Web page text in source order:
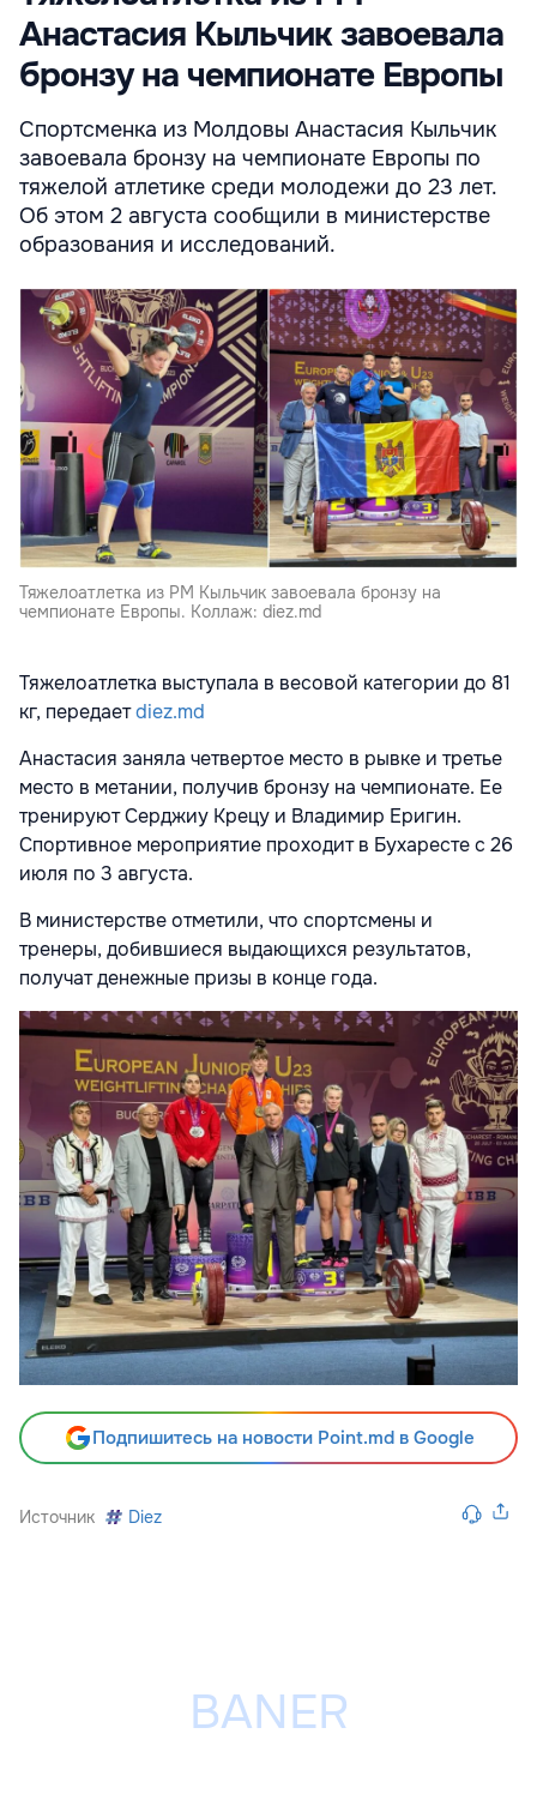
Анастасия Кыльчик завоевала
бронзу на чемпионате Европы
Спортсменка из Молдовы Анастасия Кыльчик
завоевала бронзу на чемпионате Европы по
тяжелой атлетике среди молодежи до 23 лет.
Об этом 2 августа сообщили в министерстве
образования и исследований.
Тяжелоатлетка из РМ Кыльчик завоевала бронзу на
чемпионате Европы. Коллаж: diez.md
Тяжелоатлетка выступала в весовой категории до 81
кг, передаетdiez.md
Анастасия заняла четвертое место в рывке и третье
место в метании, получив бронзу на чемпионате. Ее
тренируют Серджиу Крецу и Владимир Еригин.
Спортивное мероприятие проходит в Бухаресте с 26
июля по 3 августа.
В министерстве отметили, что спортсмены и
тренеры, добившиеся выдающихся результатов,
получат денежные призы в конце года.
Подпишитесь на новости Point.md в Google
Источник Diez